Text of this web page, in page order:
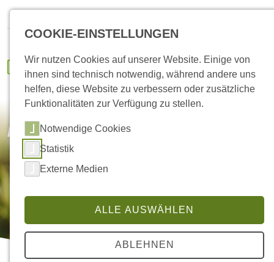
Professionelle Wartung
COOKIE-EINSTELLUNGEN
Wir nutzen Cookies auf unserer Website. Einige von
ihnen sind technisch notwendig, während andere uns
helfen, diese Website zu verbessern oder zusätzliche
Funktionalitäten zur Verfügung zu stellen.
Notwendige Cookies
Statistik
Externe Medien
ALLE AUSWÄHLEN
ABLEHNEN